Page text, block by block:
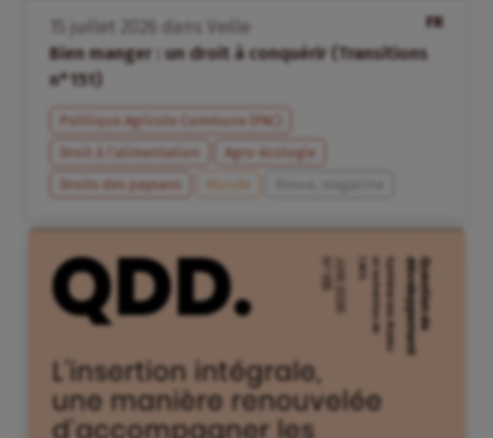
FR
juillet dans
Veille
Bien manger : un droit à conquérir (Transitions
n°151)
Politique Agricole Commune (PAC)
Droit à l’alimentation
Agro-écologie
Droits des paysans